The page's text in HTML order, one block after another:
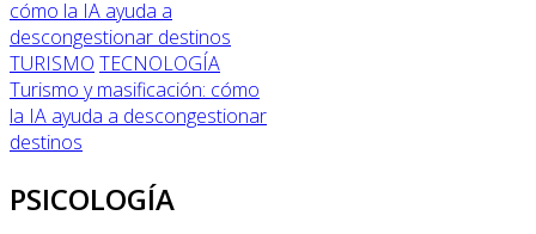
TURISMO TECNOLOGÍA
Turismo y masificación: cómo
la IA ayuda a descongestionar
destinos
PSICOLOGÍA